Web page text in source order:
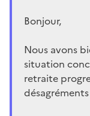
Bonjour,
Nous avons
situation
retraite